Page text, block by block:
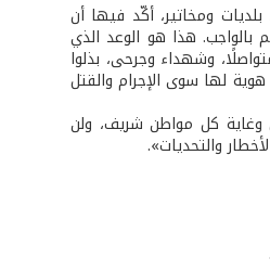
ومخاتير، أكّد فيها أن
هذا هو الوعد الذي
وشهداء وجرحى، بذلوا
لها سوى الإجرام والقتل
وغاية كل مواطن شريف، ولن
والتحديات».